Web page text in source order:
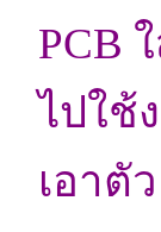
PCB
ไปใช้
เอาตั